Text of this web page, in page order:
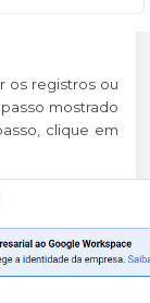
os registros ou
mostrado
clique em